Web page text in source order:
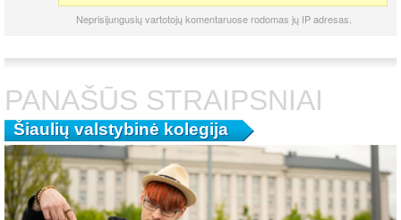
Neprisijungusių vartotojų komentaruose rodomas jų IP adresas.
PANAŠŪS STRAIPSNIAI
Šiaulių valstybinė kolegija